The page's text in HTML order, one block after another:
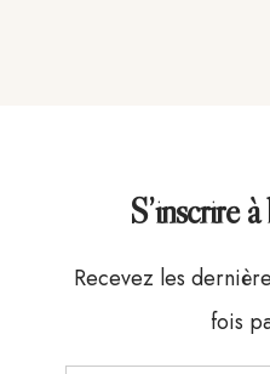
S’inscrire
Recevez les
fois